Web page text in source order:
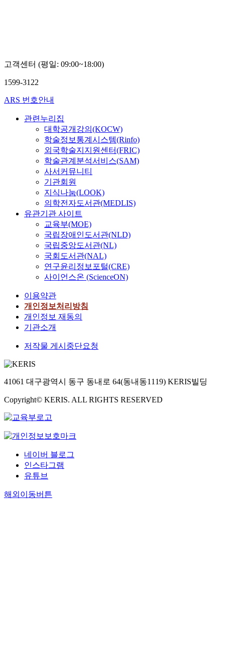
고객센터 (평일: 09:00~18:00)
1599-3122
ARS 번호안내
관련누리집
대학공개강의(KOCW)
학술정보통계시스템(Rinfo)
외국학술지지원센터(FRIC)
학술관계분석서비스(SAM)
사서커뮤니티
기관회원
지식나눔(LOOK)
의학전자도서관(MEDLIS)
유관기관 사이트
교육부(MOE)
국립장애인도서관(NLD)
국립중앙도서관(NL)
국회도서관(NAL)
연구윤리정보포털(CRE)
사이언스온 (ScienceON)
이용약관
개인정보처리방침
개인정보 재동의
기관소개
저작물 게시중단요청
41061 대구광역시 동구 동내로 64(동내동1119) KERIS빌딩
Copyright© KERIS. ALL RIGHTS RESERVED
네이버 블로그
인스타그램
유튜브
해외이동버튼